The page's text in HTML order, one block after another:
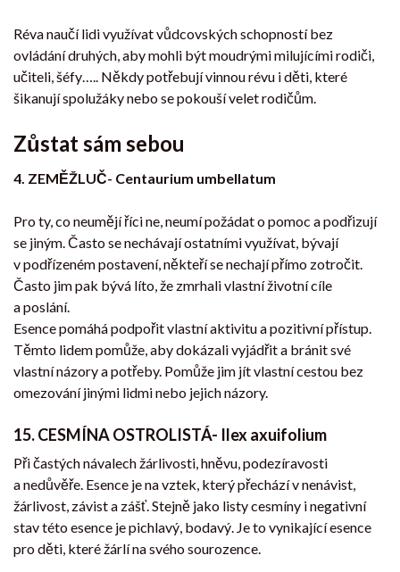
Réva naučí lidi využívat vůdcovských schopností bez
ovládání druhých, aby mohli být moudrými milujícími rodiči,
učiteli, šéfy….. Někdy potřebují vinnou révu i děti, které
šikanují spolužáky nebo se pokouší velet rodičům.
Zůstat sám sebou
4. ZEMĚŽLUČ- Centaurium umbellatum
Pro ty, co neumějí říci ne, neumí požádat o pomoc a podřizují
se jiným. Často se nechávají ostatními využívat, bývají
v podřízeném postavení, někteří se nechají přímo zotročit.
Často jim pak bývá líto, že zmrhali vlastní životní cíle
a poslání.
Esence pomáhá podpořit vlastní aktivitu a pozitivní přístup.
Těmto lidem pomůže, aby dokázali vyjádřit a bránit své
vlastní názory a potřeby. Pomůže jim jít vlastní cestou bez
omezování jinými lidmi nebo jejich názory.
15. CESMÍNA OSTROLISTÁ- Ilex axuifolium
Při častých návalech žárlivosti, hněvu, podezíravosti
a nedůvěře. Esence je na vztek, který přechází v nenávist,
žárlivost, závist a zášť. Stejně jako listy cesmíny i negativní
stav této esence je pichlavý, bodavý. Je to vynikající esence
pro děti, které žárlí na svého sourozence.